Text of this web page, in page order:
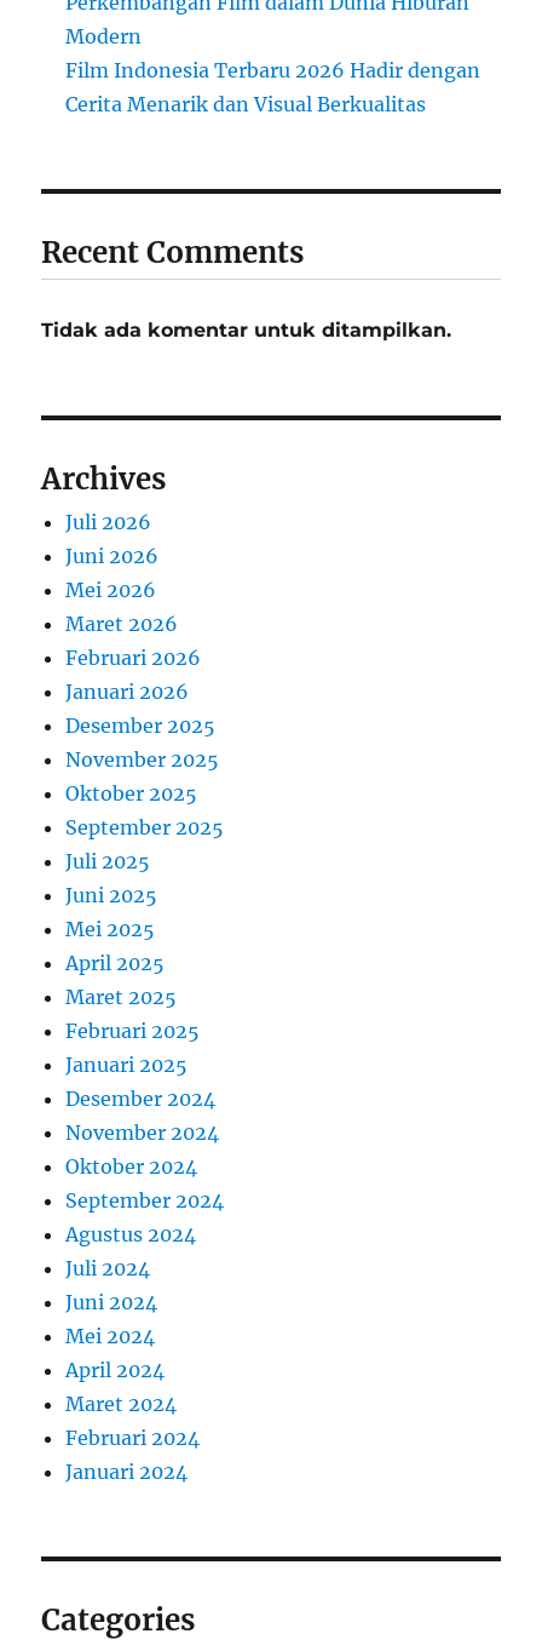
Modern
Film Indonesia Terbaru 2026 Hadir dengan
Cerita Menarik dan Visual Berkualitas
Recent Comments
Tidak ada komentar untuk ditampilkan.
Archives
Juli 2026
Juni 2026
Mei 2026
Maret 2026
Februari 2026
Januari 2026
Desember 2025
November 2025
Oktober 2025
September 2025
Juli 2025
Juni 2025
Mei 2025
April 2025
Maret 2025
Februari 2025
Januari 2025
Desember 2024
November 2024
Oktober 2024
September 2024
Agustus 2024
Juli 2024
Juni 2024
Mei 2024
April 2024
Maret 2024
Februari 2024
Januari 2024
Categories